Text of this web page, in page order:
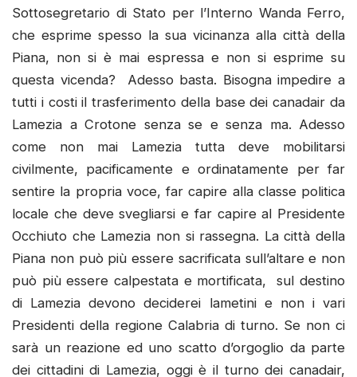
Sottosegretario di Stato per l’Interno Wanda Ferro,
che esprime spesso la sua vicinanza alla città della
Piana, non si è mai espressa e non si esprime su
questa vicenda? Adesso basta. Bisogna impedire a
tutti i costi il trasferimento della base dei canadair da
Lamezia a Crotone senza se e senza ma. Adesso
come non mai Lamezia tutta deve mobilitarsi
civilmente, pacificamente e ordinatamente per far
sentire la propria voce, far capire alla classe politica
locale che deve svegliarsi e far capire al Presidente
Occhiuto che Lamezia non si rassegna. La città della
Piana non può più essere sacrificata sull’altare e non
può più essere calpestata e mortificata, sul destino
di Lamezia devono deciderei lametini e non i vari
Presidenti della regione Calabria di turno. Se non ci
sarà un reazione ed uno scatto d’orgoglio da parte
dei cittadini di Lamezia, oggi è il turno dei canadair,